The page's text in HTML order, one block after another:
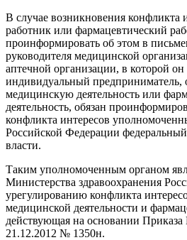
В случае возникновения конфликта
работник или фармацевтический
проинформировать об этом в
руководителя медицинской
аптечной организации, в которой он
индивидуальный
медицинскую деятельность или
деятельность, обязан
конфликта интересов
Российской Федерации
власти.
Таким уполномоченным органом
Министерства здравоохранения
урегулированию конфликта
медицинской деятельности и
действующая на основании
21.12.2012 № 1350н.